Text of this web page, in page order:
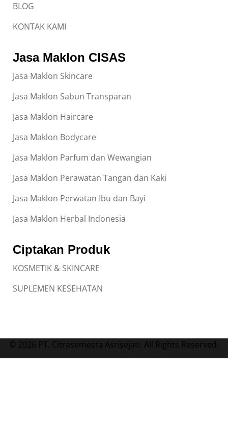
BLOG
KONTAK KAMI
Jasa Maklon CISAS
Jasa Maklon Skincare
Jasa Maklon Sabun Transparan
Jasa Maklon Haircare
Jasa Maklon Bodycare
Jasa Maklon Parfum dan Wewangian
Jasa Maklon Perawatan Tangan dan Kaki
Jasa Maklon Perwatan Ibu dan Bayi
Jasa Maklon Herbal Indonesia
Ciptakan Produk
KOSMETIK & SKINCARE
SUPLEMEN KESEHATAN
© 2026 PT. Citrasemesta Asrisejati. All Rights Reserved.